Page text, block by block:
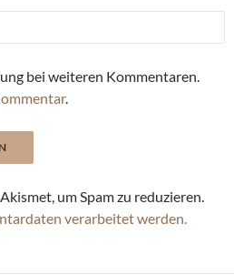
bei weiteren Kommentaren.
.
um Spam zu reduzieren.
verarbeitet werden.